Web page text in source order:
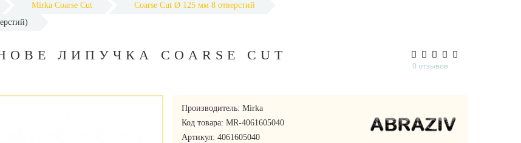
Mirka Coarse Cut
Coarse Cut Ø 125 мм 8 отверстий
ЛИПУЧКА COARSE CUT
0 отзывов
Производитель: Mirka
Код товара: MR-4061605040
Артикул: 4061605040